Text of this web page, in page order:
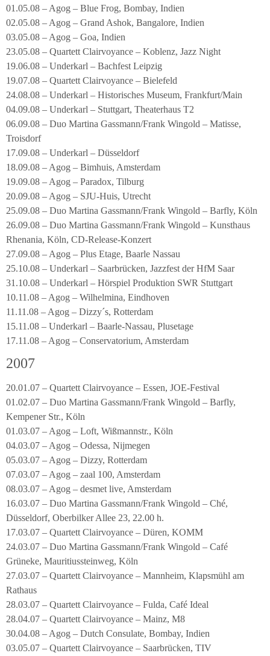
01.05.08 – Agog – Blue Frog, Bombay, Indien
02.05.08 – Agog – Grand Ashok, Bangalore, Indien
03.05.08 – Agog – Goa, Indien
23.05.08 – Quartett Clairvoyance – Koblenz, Jazz Night
19.06.08 – Underkarl – Bachfest Leipzig
19.07.08 – Quartett Clairvoyance – Bielefeld
24.08.08 – Underkarl – Historisches Museum, Frankfurt/Main
04.09.08 – Underkarl – Stuttgart, Theaterhaus T2
06.09.08 – Duo Martina Gassmann/Frank Wingold – Matisse,
Troisdorf
17.09.08 – Underkarl – Düsseldorf
18.09.08 – Agog – Bimhuis, Amsterdam
19.09.08 – Agog – Paradox, Tilburg
20.09.08 – Agog – SJU-Huis, Utrecht
25.09.08 – Duo Martina Gassmann/Frank Wingold – Barfly, Köln
26.09.08 – Duo Martina Gassmann/Frank Wingold – Kunsthaus
Rhenania, Köln, CD-Release-Konzert
27.09.08 – Agog – Plus Etage, Baarle Nassau
25.10.08 – Underkarl – Saarbrücken, Jazzfest der HfM Saar
31.10.08 – Underkarl – Hörspiel Produktion SWR Stuttgart
10.11.08 – Agog – Wilhelmina, Eindhoven
11.11.08 – Agog – Dizzy´s, Rotterdam
15.11.08 – Underkarl – Baarle-Nassau, Plusetage
17.11.08 – Agog – Conservatorium, Amsterdam
2007
20.01.07 – Quartett Clairvoyance – Essen, JOE-Festival
01.02.07 – Duo Martina Gassmann/Frank Wingold – Barfly,
Kempener Str., Köln
01.03.07 – Agog – Loft, Wißmannstr., Köln
04.03.07 – Agog – Odessa, Nijmegen
05.03.07 – Agog – Dizzy, Rotterdam
07.03.07 – Agog – zaal 100, Amsterdam
08.03.07 – Agog – desmet live, Amsterdam
16.03.07 – Duo Martina Gassmann/Frank Wingold – Ché,
Düsseldorf, Oberbilker Allee 23, 22.00 h.
17.03.07 – Quartett Clairvoyance – Düren, KOMM
24.03.07 – Duo Martina Gassmann/Frank Wingold – Café
Grüneke, Mauritiussteinweg, Köln
27.03.07 – Quartett Clairvoyance – Mannheim, Klapsmühl am
Rathaus
28.03.07 – Quartett Clairvoyance – Fulda, Café Ideal
28.04.07 – Quartett Clairvoyance – Mainz, M8
30.04.08 – Agog – Dutch Consulate, Bombay, Indien
03.05.07 – Quartett Clairvoyance – Saarbrücken, TIV